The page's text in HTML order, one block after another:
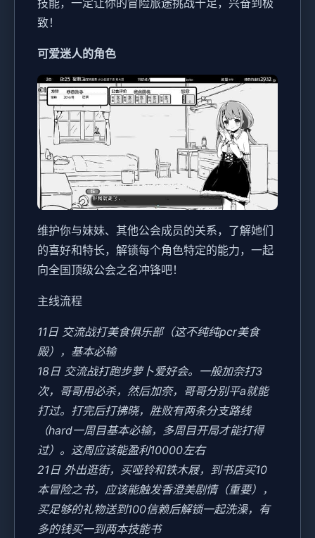
技能，一定让你的冒险旅途挑战十足，兴奋到极
致！
可爱迷人的角色
维护你与妹妹、其他公会成员的关系，了解她们
的喜好和特长，解锁每个角色特定的能力，一起
向全国顶级公会之名冲锋吧！
主线流程
11日 交流战打美食俱乐部（这不纯纯pcr美食
殿），基本必输
18日 交流战打跑步萝卜爱好会。一般加奈打3
次，哥哥用必杀，然后加奈，哥哥分别平a就能
打过。打完后打拂晓，胜败有两条分支路线
（hard一周目基本必输，多周目开局才能打得
过）。这周应该能盈利10000左右
21日 外出逛街，买哑铃和铁木屐，到书店买10
本冒险之书，应该能触发香澄美剧情（重要），
买足够的礼物送到100信赖后解锁一起洗澡，有
多的钱买一到两本技能书